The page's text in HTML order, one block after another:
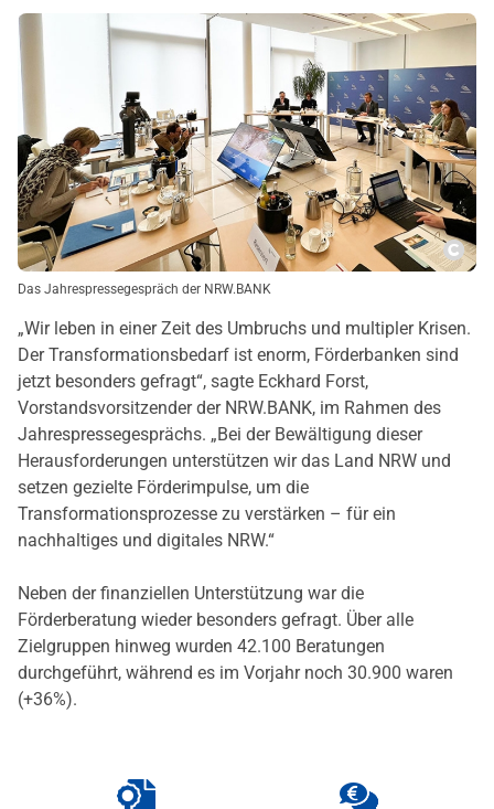
Das Jahrespressegespräch der NRW.BANK
„Wir leben in einer Zeit des Umbruchs und multipler Krisen.
Der Transformationsbedarf ist enorm, Förderbanken sind
jetzt besonders gefragt“, sagte Eckhard Forst,
Vorstandsvorsitzender der NRW.BANK, im Rahmen des
Jahrespressegesprächs. „Bei der Bewältigung dieser
Herausforderungen unterstützen wir das Land NRW und
setzen gezielte Förderimpulse, um die
Transformationsprozesse zu verstärken – für ein
nachhaltiges und digitales NRW.“
Neben der finanziellen Unterstützung war die
Förderberatung wieder besonders gefragt. Über alle
Zielgruppen hinweg wurden 42.100 Beratungen
durchgeführt, während es im Vorjahr noch 30.900 waren
(+36%).